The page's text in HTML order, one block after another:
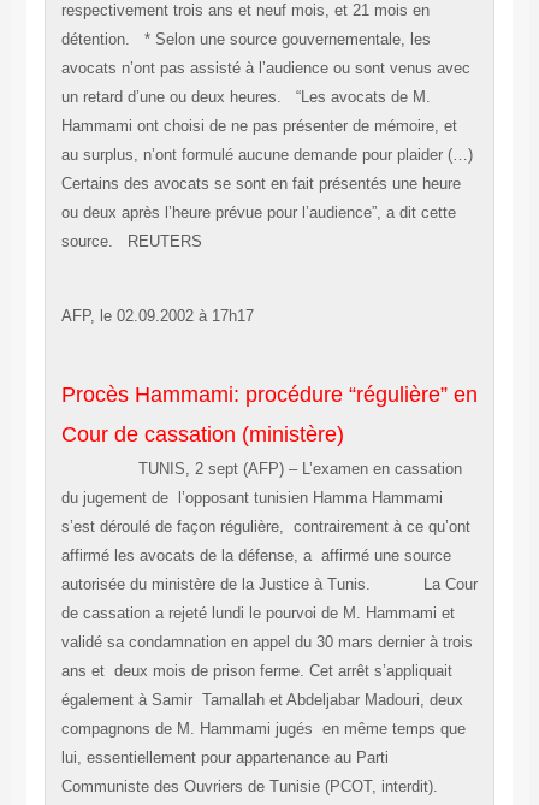
respectivement trois ans et neuf mois, et 21 mois en
détention. * Selon une source gouvernementale, les
avocats n’ont pas assisté à l’audience ou sont venus avec
un retard d’une ou deux heures. “Les avocats de M.
Hammami ont choisi de ne pas présenter de mémoire, et
au surplus, n’ont formulé aucune demande pour plaider (…)
Certains des avocats se sont en fait présentés une heure
ou deux après l’heure prévue pour l’audience”, a dit cette
source. REUTERS
AFP, le 02.09.2002 à 17h17
Procès Hammami: procédure “régulière” en
Cour de cassation (ministère)
TUNIS, 2 sept (AFP) – L’examen en cassation
du jugement de l’opposant tunisien Hamma Hammami
s’est déroulé de façon régulière, contrairement à ce qu’ont
affirmé les avocats de la défense, a affirmé une source
autorisée du ministère de la Justice à Tunis. La Cour
de cassation a rejeté lundi le pourvoi de M. Hammami et
validé sa condamnation en appel du 30 mars dernier à trois
ans et deux mois de prison ferme. Cet arrêt s’appliquait
également à Samir Tamallah et Abdeljabar Madouri, deux
compagnons de M. Hammami jugés en même temps que
lui, essentiellement pour appartenance au Parti
Communiste des Ouvriers de Tunisie (PCOT, interdit).